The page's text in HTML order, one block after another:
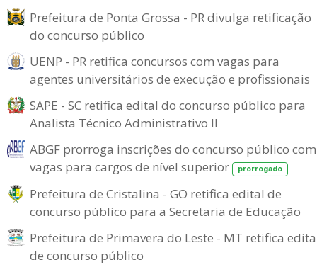
Prefeitura de Ponta Grossa - PR divulga retificação
do concurso público
UENP - PR retifica concursos com vagas para
agentes universitários de execução e profissionais
SAPE - SC retifica edital do concurso público para
Analista Técnico Administrativo II
ABGF prorroga inscrições do concurso público com
vagas para cargos de nível superior
prorrogado
Prefeitura de Cristalina - GO retifica edital de
concurso público para a Secretaria de Educação
Prefeitura de Primavera do Leste - MT retifica
de concurso público